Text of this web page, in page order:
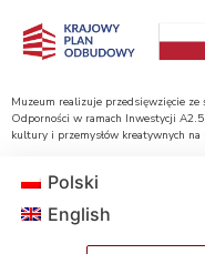
Muzeum realizuje przedsięwzięcie
Odporności w ramach Inwestycji
kultury i przemysłów kreatywnych
Polski
English